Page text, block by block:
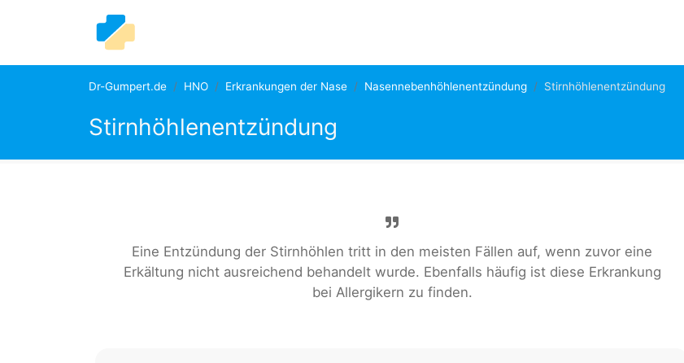
Dr-Gumpert.de HNO Erkrankungen der Nase Nasennebenhöhlenentzündung Stirnhöhlenentzündung
Stirnhöhlenentzündung
Eine Entzündung der Stirnhöhlen tritt in den meisten Fällen auf, wenn zuvor eine
Erkältung nicht ausreichend behandelt wurde. Ebenfalls häufig ist diese Erkrankung
bei Allergikern zu finden.